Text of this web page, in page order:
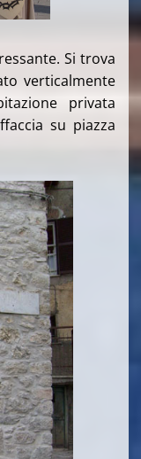
Si trova
verticalmente
privata
su piazza